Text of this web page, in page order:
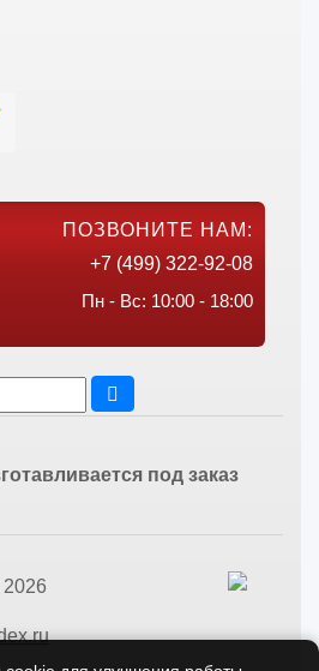
ПОЗВОНИТЕ НАМ:
+7 (499) 322-92-08
Пн - Вс: 10:00 - 18:00
под заказ